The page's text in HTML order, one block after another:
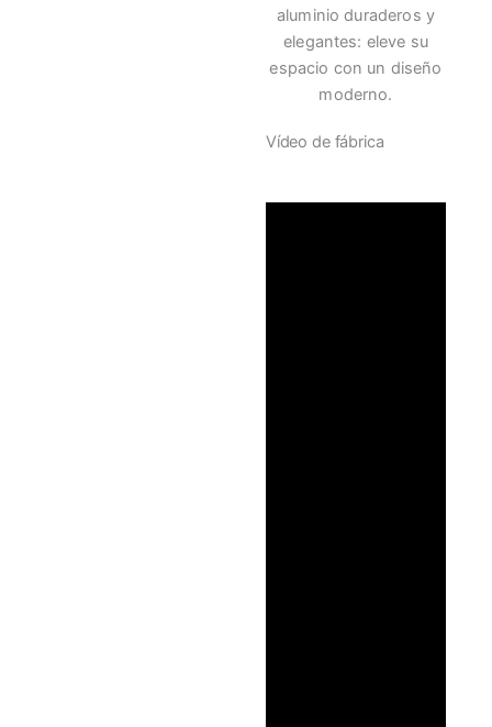
aluminio duraderos y
elegantes: eleve su
espacio con un diseño
moderno.
Vídeo de fábrica